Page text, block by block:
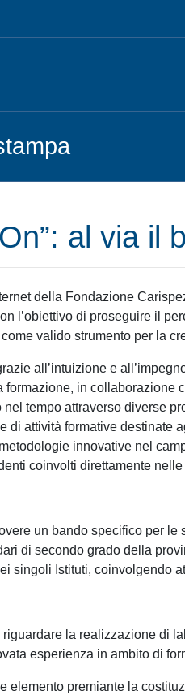
al via il
della Fondazione
l’obiettivo di proseguire il
valido strumento per la
all’intuizione e
formazione, in collaborazione
tempo attraverso diverse
di attività formative destinate
innovative nel
coinvolti direttamente
un bando specifico per le
di secondo grado della
singoli Istituti, coinvolgendo
riguardare la realizzazione di
esperienza in ambito di
elemento premiante la